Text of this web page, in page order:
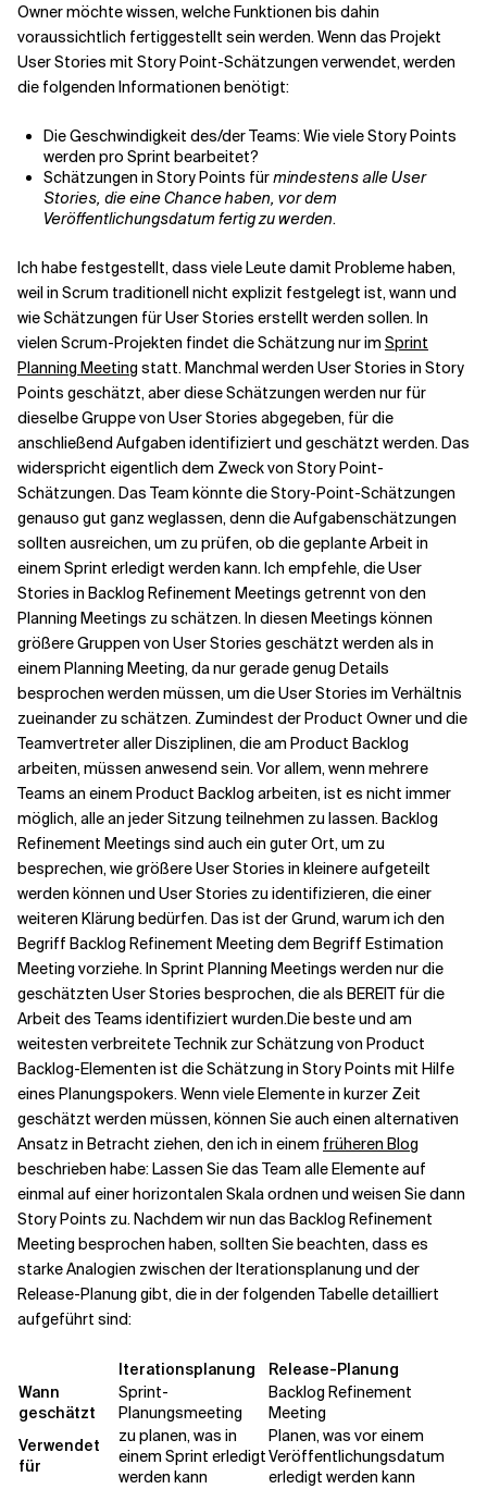
Owner möchte wissen, welche Funktionen bis dahin
voraussichtlich fertiggestellt sein werden. Wenn das Projekt
User Stories mit Story Point-Schätzungen verwendet, werden
die folgenden Informationen benötigt:
Die Geschwindigkeit des/der Teams: Wie viele Story Points
werden pro Sprint bearbeitet?
Schätzungen in Story Points fürmindestens alle User
Stories, die eine Chance haben, vor dem
Veröffentlichungsdatum fertig zu werden.
Ich habe festgestellt, dass viele Leute damit Probleme haben,
weil in Scrum traditionell nicht explizit festgelegt ist, wann und
wie Schätzungen für User Stories erstellt werden sollen. In
vielen Scrum-Projekten findet die Schätzung nur im Sprint
Planning Meeting statt. Manchmal werden User Stories in Story
Points geschätzt, aber diese Schätzungen werden nur für
dieselbe Gruppe von User Stories abgegeben, für die
anschließend Aufgaben identifiziert und geschätzt werden. Das
widerspricht eigentlich dem Zweck von Story Point-
Schätzungen. Das Team könnte die Story-Point-Schätzungen
genauso gut ganz weglassen, denn die Aufgabenschätzungen
sollten ausreichen, um zu prüfen, ob die geplante Arbeit in
einem Sprint erledigt werden kann. Ich empfehle, die User
Stories in Backlog Refinement Meetings getrennt von den
Planning Meetings zu schätzen. In diesen Meetings können
größere Gruppen von User Stories geschätzt werden als in
einem Planning Meeting, da nur gerade genug Details
besprochen werden müssen, um die User Stories im Verhältnis
zueinander zu schätzen. Zumindest der Product Owner und die
Teamvertreter aller Disziplinen, die am Product Backlog
arbeiten, müssen anwesend sein. Vor allem, wenn mehrere
Teams an einem Product Backlog arbeiten, ist es nicht immer
möglich, alle an jeder Sitzung teilnehmen zu lassen. Backlog
Refinement Meetings sind auch ein guter Ort, um zu
besprechen, wie größere User Stories in kleinere aufgeteilt
werden können und User Stories zu identifizieren, die einer
weiteren Klärung bedürfen. Das ist der Grund, warum ich den
Begriff Backlog Refinement Meeting dem Begriff Estimation
Meeting vorziehe. In Sprint Planning Meetings werden nur die
geschätzten User Stories besprochen, die als BEREIT für die
Arbeit des Teams identifiziert wurden.Die beste und am
weitesten verbreitete Technik zur Schätzung von Product
Backlog-Elementen ist die Schätzung in Story Points mit Hilfe
eines Planungspokers. Wenn viele Elemente in kurzer Zeit
geschätzt werden müssen, können Sie auch einen alternativen
Ansatz in Betracht ziehen, den ich in einem früheren Blog
beschrieben habe: Lassen Sie das Team alle Elemente auf
einmal auf einer horizontalen Skala ordnen und weisen Sie dann
Story Points zu. Nachdem wir nun das Backlog Refinement
Meeting besprochen haben, sollten Sie beachten, dass es
starke Analogien zwischen der Iterationsplanung und der
Release-Planung gibt, die in der folgenden Tabelle detailliert
aufgeführt sind:
Iterationsplanung
Release-Planung
Wann
geschätzt
Sprint-
Planungsmeeting
Backlog Refinement
Meeting
Verwendet
für
zu planen, was in
einem Sprint erledigt
werden kann
Planen, was vor einem
Veröffentlichungsdatum
erledigt werden kann